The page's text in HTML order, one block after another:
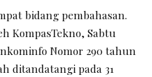
bidang pembahasan.
KompasTekno, Sabtu
Nomor 290 tahun
ditandatangi pada 31